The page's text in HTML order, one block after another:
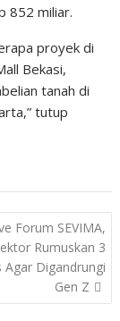
852 miliar.
proyek di
Bekasi,
tanah di
tutup
Forum SEVIMA,
Rumuskan 3
Agar Digandrungi
Gen Z